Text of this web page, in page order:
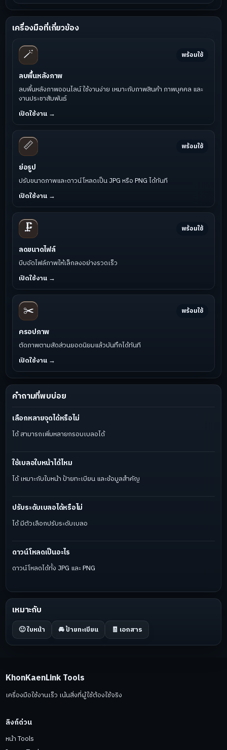
เครื่องมือที่เกี่ยวข้อง
🪄 พร้อมใช้
ลบพื้นหลังภาพ
ลบพื้นหลังภาพออนไลน์ ใช้งานง่าย เหมาะกับภาพสินค้า ภาพบุคคล และ
งานประชาสัมพันธ์
เปิดใช้งาน →
📏 พร้อมใช้
ย่อรูป
ปรับขนาดภาพและดาวน์โหลดเป็น JPG หรือ PNG ได้ทันที
เปิดใช้งาน →
🗜️ พร้อมใช้
ลดขนาดไฟล์
บีบอัดไฟล์ภาพให้เล็กลงอย่างรวดเร็ว
เปิดใช้งาน →
✂️ พร้อมใช้
ครอปภาพ
ตัดภาพตามสัดส่วนยอดนิยมแล้วบันทึกได้ทันที
เปิดใช้งาน →
คำถามที่พบบ่อย
เลือกหลายจุดได้หรือไม่
ได้ สามารถเพิ่มหลายกรอบเบลอได้
ใช้เบลอใบหน้าได้ไหม
ได้ เหมาะกับใบหน้า ป้ายทะเบียน และข้อมูลสำคัญ
ปรับระดับเบลอได้หรือไม่
ได้ มีตัวเลือกปรับระดับเบลอ
ดาวน์โหลดเป็นอะไร
ดาวน์โหลดได้ทั้ง JPG และ PNG
เหมาะกับ
🙂 ใบหน้า 🚘 ป้ายทะเบียน 🧾 เอกสาร
KhonKaenLink Tools
เครื่องมือใช้งานเร็ว เน้นสิ่งที่ผู้ใช้ต้องใช้จริง
ลิงก์ด่วน
หน้า Tools